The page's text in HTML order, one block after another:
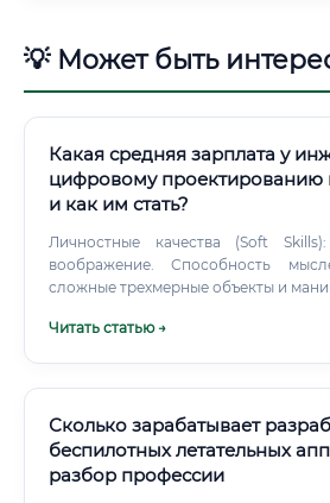
💡 Может быть
Какая средняя зарплата у
цифровому проектированию
и как им стать?
Личностные качества (Soft Skills):
воображение. Способность
сложные трехмерные объекты и
Читать статью →
Сколько зарабатывает
беспилотных летательных
разбор профессии